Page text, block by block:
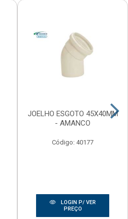
JOELHO ESGOTO 45X40MM
- AMANCO
Código: 40177
LOGIN P/ VER
PREÇO